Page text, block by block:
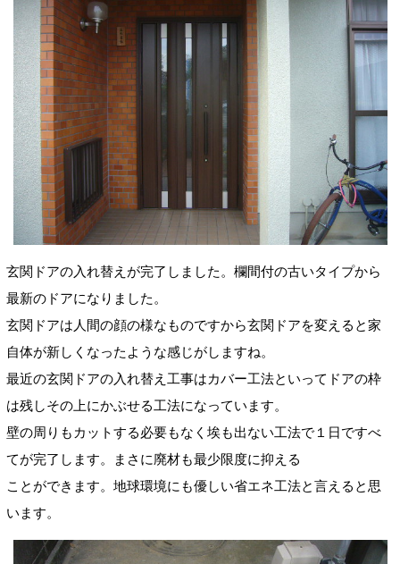
玄関ドアの入れ替えが完了しました。欄間付の古いタイプから
最新のドアになりました。
玄関ドアは人間の顔の様なものですから玄関ドアを変えると家
自体が新しくなったような感じがしますね。
最近の玄関ドアの入れ替え工事はカバー工法といってドアの枠
は残しその上にかぶせる工法になっています。
壁の周りもカットする必要もなく埃も出ない工法で１日ですべ
てが完了します。まさに廃材も最少限度に抑える
ことができます。地球環境にも優しい省エネ工法と言えると思
います。